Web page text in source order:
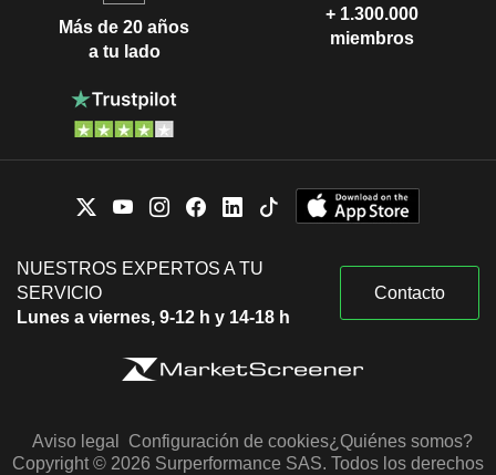
Más de 20 años
a tu lado
+ 1.300.000
miembros
NUESTROS EXPERTOS A TU
SERVICIO
Lunes a viernes, 9-12 h y 14-18 h
Contacto
Aviso legal Configuración de cookies¿Quiénes somos?
Copyright © 2026 Surperformance SAS. Todos los derechos